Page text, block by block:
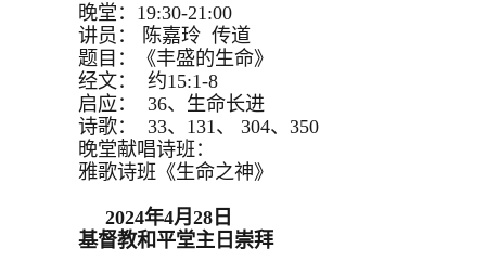
晚堂：19:30-21:00
讲员： 陈嘉玲 传道
题目：《丰盛的生命》
经文： 约15:1-8
启应： 36、生命长进
诗歌： 33、131、 304、350
晚堂献唱诗班：
雅歌诗班《生命之神》
2024年4月28日
基督教和平堂主日崇拜